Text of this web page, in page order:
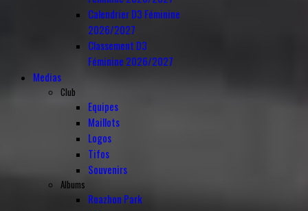
Calendrier D3 Féminine
2026/2027
Classement D3
Féminine 2026/2027
Medias
Club
Equipes
Maillots
Logos
Tifos
Souvenirs
Albums
Roazhon Park